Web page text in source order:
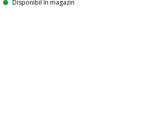
Disponibil în magazin